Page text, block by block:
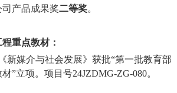
产品成果奖二等奖。
重点教材：
新媒介与社会发展》获批“第一批教育部
”立项。项目号24JZDMG-ZG-080。